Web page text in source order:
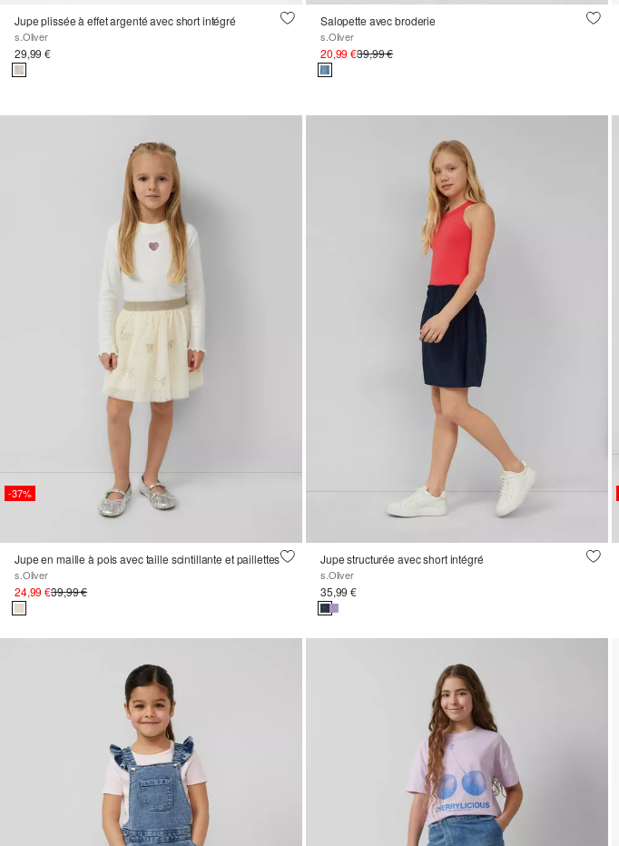
Jupe plissée à effet argenté avec short intégré
s.Oliver
29,99 €
Salopette avec broderie
s.Oliver
20,99 €39,99 €
-37%
Jupe en maille à pois avec taille scintillante et paillettes
s.Oliver
24,99 €39,99 €
Jupe structurée avec short intégré
s.Oliver
35,99 €